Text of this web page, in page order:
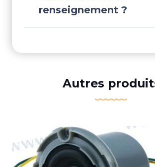
renseignement ?
Autres